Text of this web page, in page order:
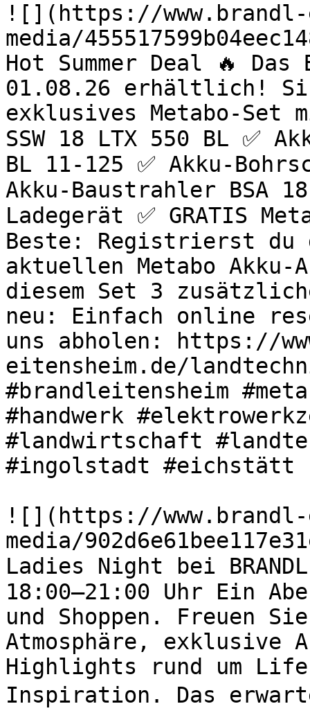
![](https://
media/
Hot Summer Deal 🔥 Das
01.08.26 erhältlich!
exklusives Metabo-Set
SSW 18 LTX 550 BL ✅
BL 11-125 ✅ Akku-
Akku-Baustrahler BSA
Ladegerät ✅ GRATIS
Beste: Registrierst du
aktuellen Metabo
diesem Set 3
neu: Einfach online
uns abholen: https://
eitensheim.de/
#brandleitensheim
#handwerk
#landwirtschaft
#ingolstadt #eichstätt
![](https://
media/
Ladies Night bei
18:00–21:00 Uhr Ein
und Shoppen. Freuen
Atmosphäre, exklusive
Highlights rund um
Inspiration. Das